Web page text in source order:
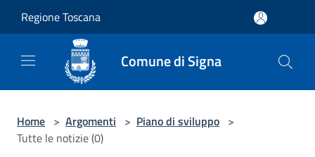
Regione Toscana
Comune di Signa
Home > Argomenti > Piano di sviluppo >
Tutte le notizie (0)